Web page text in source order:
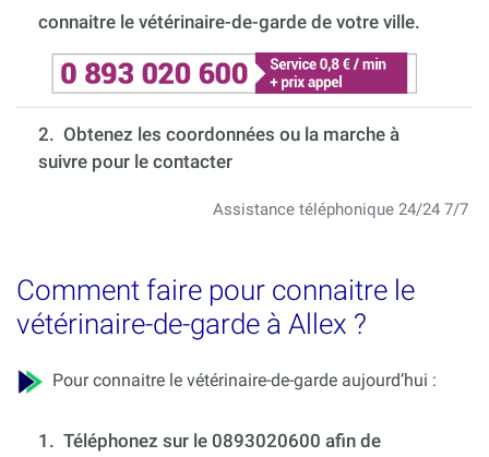
connaitre le vétérinaire-de-garde de votre ville.
2. Obtenez les coordonnées ou la marche à
suivre pour le contacter
Assistance téléphonique 24/24 7/7
Comment faire pour connaitre le
vétérinaire-de-garde à Allex ?
Pour connaitre le vétérinaire-de-garde aujourd’hui :
1. Téléphonez sur le 0893020600 afin de